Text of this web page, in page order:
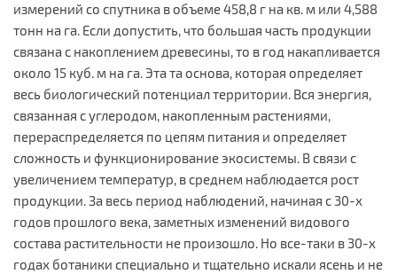
измерений со спутника в объеме 458,8 г на кв. м или 4,588
тонн на га. Если допустить, что большая часть продукции
связана с накоплением древесины, то в год накапливается
около 15 куб. м на га. Эта та основа, которая определяет
весь биологический потенциал территории. Вся энергия,
связанная с углеродом, накопленным растениями,
перераспределяется по цепям питания и определяет
сложность и функционирование экосистемы. В связи с
увеличением температур, в среднем наблюдается рост
продукции. За весь период наблюдений, начиная с 30-х
годов прошлого века, заметных изменений видового
состава растительности не произошло. Но все-таки в 30-х
годах ботаники специально и тщательно искали ясень и не